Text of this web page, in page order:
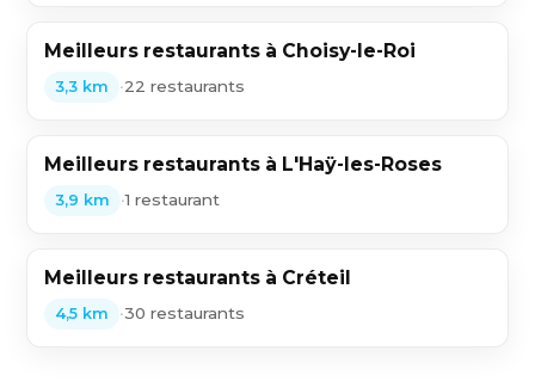
Meilleurs restaurants à Choisy-le-Roi
3,3 km •22 restaurants
Meilleurs restaurants à L'Haÿ-les-Roses
3,9 km •1 restaurant
Meilleurs restaurants à Créteil
4,5 km •30 restaurants